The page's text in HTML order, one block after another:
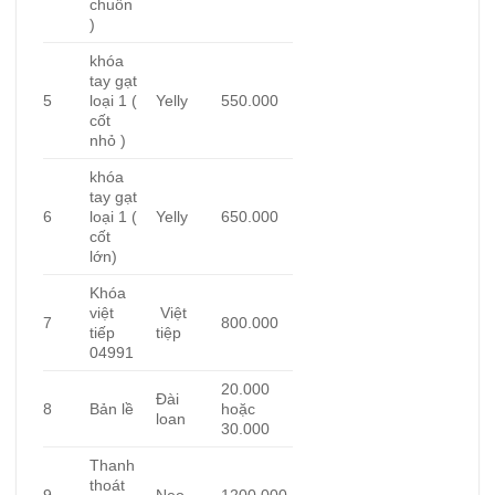
chuồn
)
5
khóa
tay gạt
loại 1 (
cốt
nhỏ )
Yelly 550.000
6
khóa
tay gạt
loại 1 (
cốt
lớn)
Yelly 650.000
7
Khóa
việt
tiếp
04991
Việt
tiệp
800.000
8 Bản lề
Đài
loan
20.000
hoặc
30.000
Thanh
thoát